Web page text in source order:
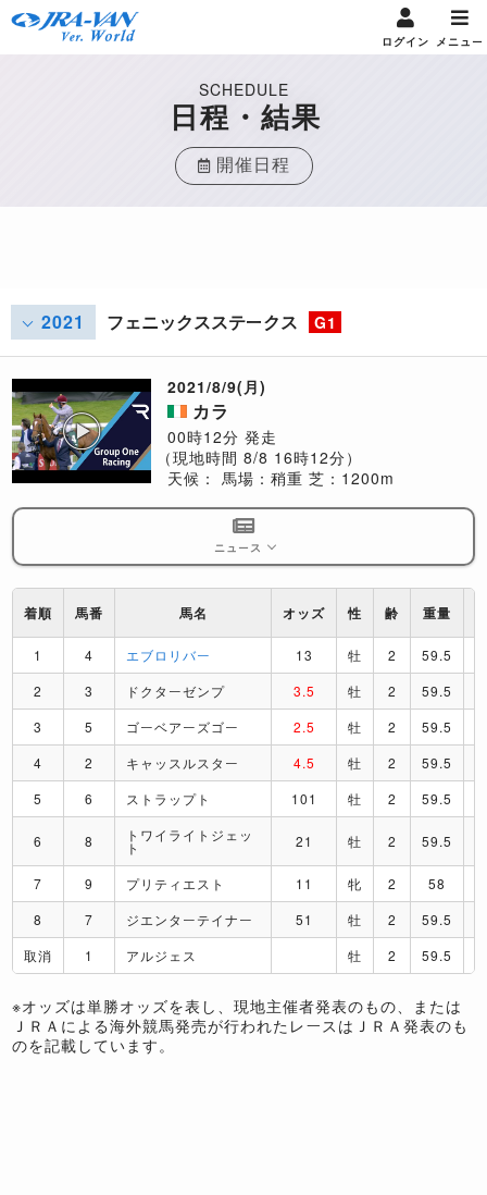
ログイン メニュー
SCHEDULE
日程・結果
開催日程
2021 フェニックスステークス G1
2021/8/9(月)
カラ
00時12分 発走
（現地時間 8/8 16時12分）
天候： 馬場：稍重 芝：1200m
ニュース
着順 馬番 馬名 オッズ 性 齢 重量
1 4 エブロリバー 13 牡 2 59.5
2
3 ドクターゼンプ 3.5 牡 2 59.5
3
5 ゴーベアーズゴー 2.5 牡 2 59.5
4
2 キャッスルスター 4.5 牡 2 59.5
5
6 ストラップト 101 牡 2 59.5
6 8 トワイライトジェッ
ト 21 牡 2 59.5
7 9 プリティエスト 11 牝 2 58
8
7 ジエンターテイナー 51 牡 2 59.5
取消
1 アルジェス 牡 2 59.5
※オッズは単勝オッズを表し、現地主催者発表のもの、または
ＪＲＡによる海外競馬発売が行われたレースはＪＲＡ発表のも
のを記載しています。